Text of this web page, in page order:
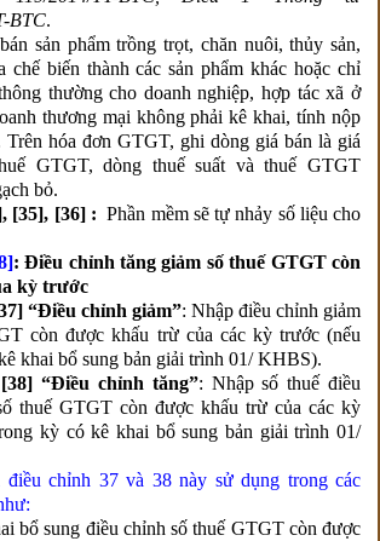
BTC.
sản phẩm trồng trọt, chăn nuôi, thủy sản,
chế biến thành các sản phẩm khác hoặc chỉ
thường cho doanh nghiệp, hợp tác xã ở
thương mại không phải kê khai, tính nộp
Trên hóa đơn GTGT, ghi dòng giá bán là giá
GTGT, dòng thuế suất và thuế GTGT
bỏ.
[35], [36] :Phần mềm sẽ tự nhảy số liệu cho
: Điều chỉnh tăng giảm số thuế GTGT còn
kỳ trước
“Điều chỉnh giảm”: Nhập điều chỉnh giảm
còn được khấu trừ của các kỳ trước (nếu
khai bổ sung bản giải trình 01/ KHBS).
“Điều chỉnh tăng”: Nhập số thuế điều
thuế GTGT còn được khấu trừ của các kỳ
kỳ có kê khai bổ sung bản giải trình 01/
chỉnh 37 và 38 này sử dụng trong các
bổ sung điều chỉnh số thuế GTGT còn được